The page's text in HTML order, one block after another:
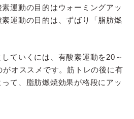
運動の目的はウォーミングアッ
運動の目的は、ずばり「脂肪燃
ていくには、有酸素運動を20～
オススメです。筋トレの後に有
て、脂肪燃焼効果が格段にアッ